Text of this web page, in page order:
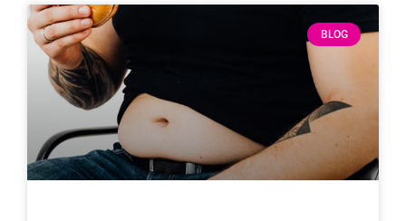
BLOG